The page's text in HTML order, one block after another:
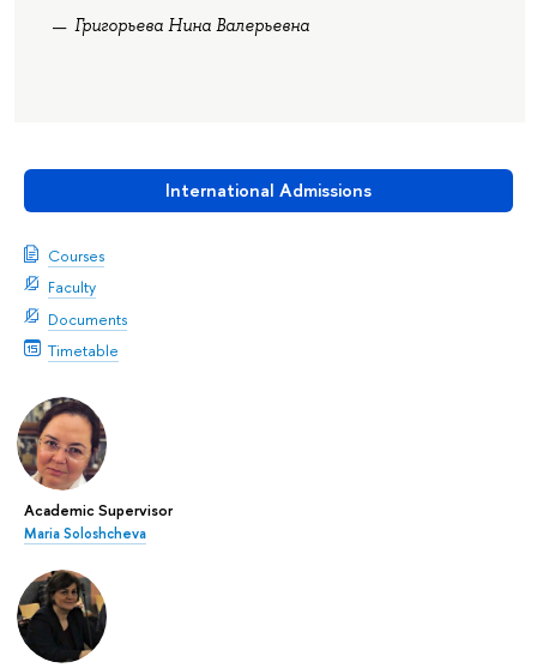
International Admissions
Courses
Faculty
Documents
Timetable
Academic Supervisor
Maria Soloshcheva
Григорьева Нина Валерьевна